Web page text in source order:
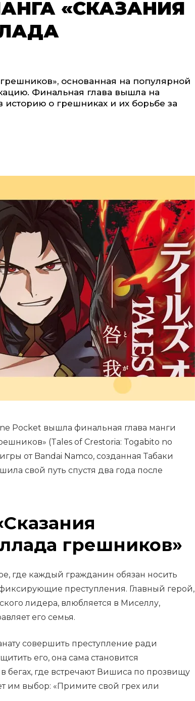
«СКАЗАНИЯ
основанная на популярной
Финальная глава вышла на
о грешниках и их борьбе за
Pocket вышла финальная глава манги
(Tales of Crestoria: Togabito no
от Bandai Namco, созданная Табаки
свой путь спустя два года после
грешников»
где каждый гражданин обязан носить
преступления. Главный герой,
лидера, влюбляется в Миселлу,
его семья.
совершить преступление ради
его, она сама становится
бегах, где встречают Вишиса по прозвищу
им выбор: «Примите свой грех или